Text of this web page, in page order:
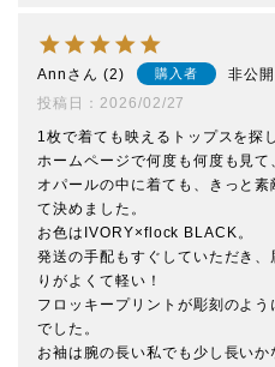
Ann 2 購入者
非公開
投稿日
2026/02/27
1枚で着ても映えるトップスを探
ホームページで何度も何度も見
オパールの中に着ても、きっと
て決めました。
お色はIVORY×flock BLACK。
発送の手配もすぐしていただき
りがよくて軽い！
フロッキープリントが彫刻のよ
でした。
お袖は腕の長い私でも少し長いか